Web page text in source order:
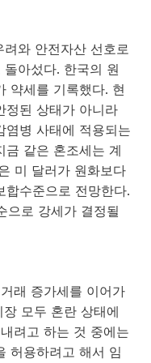
와 안전자산 선호로
아섰다. 한국의 원
약세를 기록했다. 현
정된 상태가 아니라
염병 사태에 적용되는
금 같은 혼조세는 계
미 달러가 원화보다
합수준으로 전망한다.
으로 강세가 결정될
래 증가세를 이어가
모두 혼란 상태에
려고 하는 것 중에는
허용하려고 해서 임